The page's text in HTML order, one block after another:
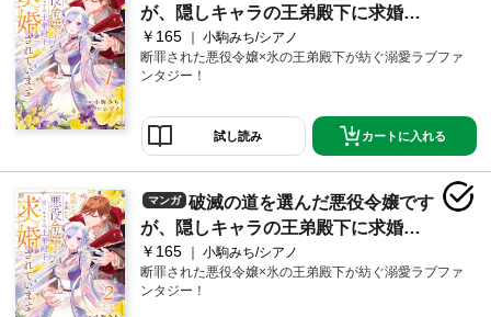
呼ばれた少女が追放先の敵国で花開く、ファンタジッ
クシンデレララブストーリー第1巻！【※この作品は話
売り「偽物だと敵国に追放されましたが、どうやら本
物の聖女は私のようです。」の単行本版です】■【収録
内容】「偽物だと敵国に追放されましたが、どうやら
描き下ろし漫画
が、隠しキャラの王弟殿下に求婚さ
れています１
￥165
小駒みち/シアノ
断罪された悪役令嬢×氷の王弟殿下が紡ぐ溺愛ラブファ
ンタジー！
試し読み カートに入れる
マンガ
破滅の道を選んだ悪役令嬢です
が、隠しキャラの王弟殿下に求婚さ
れています２
￥165
小駒みち/シアノ
断罪された悪役令嬢×氷の王弟殿下が紡ぐ溺愛ラブファ
ンタジー！